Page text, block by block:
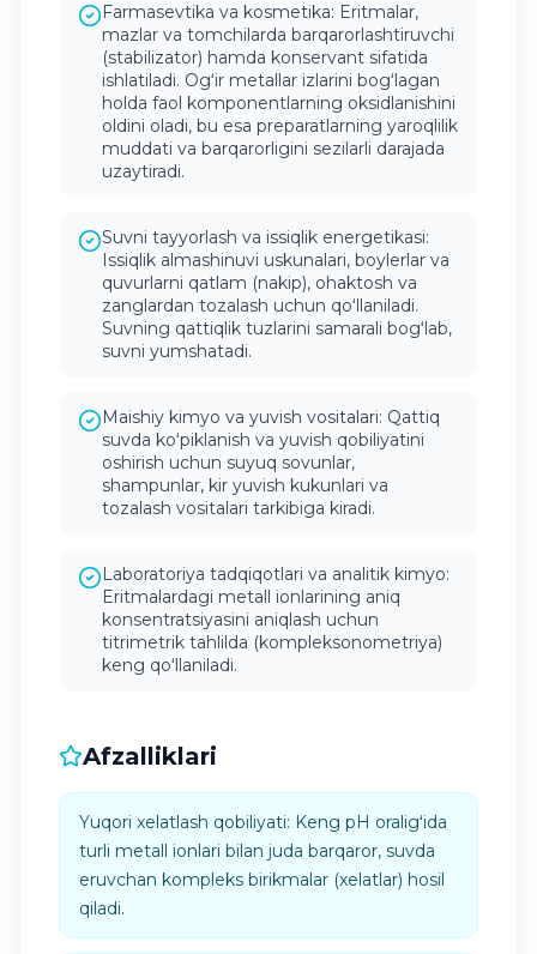
Farmasevtika va kosmetika: Eritmalar,
mazlar va tomchilarda barqarorlashtiruvchi
(stabilizator) hamda konservant sifatida
ishlatiladi. Ogʻir metallar izlarini bogʻlagan
holda faol komponentlarning oksidlanishini
oldini oladi, bu esa preparatlarning yaroqlilik
muddati va barqarorligini sezilarli darajada
uzaytiradi.
Suvni tayyorlash va issiqlik energetikasi:
Issiqlik almashinuvi uskunalari, boylerlar va
quvurlarni qatlam (nakip), ohaktosh va
zanglardan tozalash uchun qoʻllaniladi.
Suvning qattiqlik tuzlarini samarali bogʻlab,
suvni yumshatadi.
Maishiy kimyo va yuvish vositalari: Qattiq
suvda koʻpiklanish va yuvish qobiliyatini
oshirish uchun suyuq sovunlar,
shampunlar, kir yuvish kukunlari va
tozalash vositalari tarkibiga kiradi.
Laboratoriya tadqiqotlari va analitik kimyo:
Eritmalardagi metall ionlarining aniq
konsentratsiyasini aniqlash uchun
titrimetrik tahlilda (kompleksonometriya)
keng qoʻllaniladi.
Afzalliklari
Yuqori xelatlash qobiliyati: Keng pH oraligʻida
turli metall ionlari bilan juda barqaror, suvda
eruvchan kompleks birikmalar (xelatlar) hosil
qiladi.